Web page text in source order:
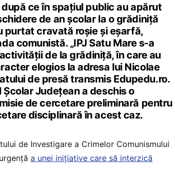
ce în spațiul public au apărut
de an școlar la o grădiniță
purtat cravată roșie și eșarfă,
comunistă. „IPJ Satu Mare s-a
de la grădiniță, în care au
elogios la adresa lui Nicolae
de presă transmis Edupedu.ro.
Județean a deschis o
de cercetare preliminară pentru
disciplinară în acest caz.
de Investigare a Crimelor Comunismului
a unei iniţiative care să interzică